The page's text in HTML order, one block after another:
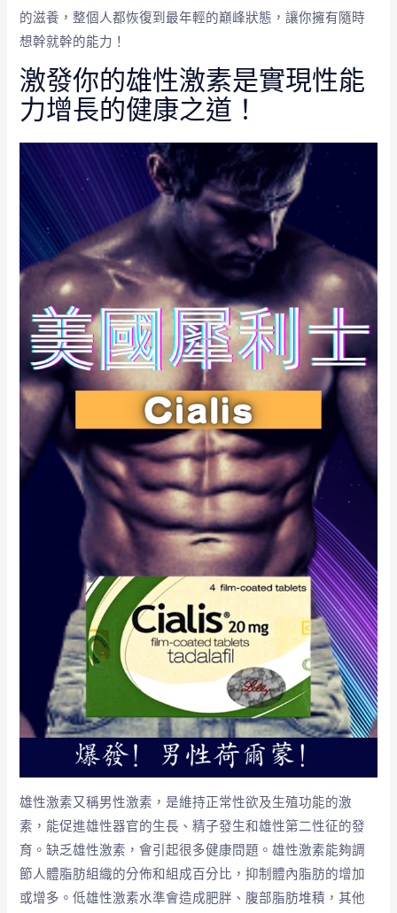
的滋養，整個人都恢復到最年輕的巔峰狀態，讓你擁有隨時
想幹就幹的能力！
激發你的雄性激素是實現性能
力增長的健康之道！
雄性激素又稱男性激素，是維持正常性欲及生殖功能的激
素，能促進雄性器官的生長、精子發生和雄性第二性征的發
育。缺乏雄性激素，會引起很多健康問題。雄性激素能夠調
節人體脂肪組織的分佈和組成百分比，抑制體內脂肪的增加
或增多。低雄性激素水準會造成肥胖、腹部脂肪堆積，其他